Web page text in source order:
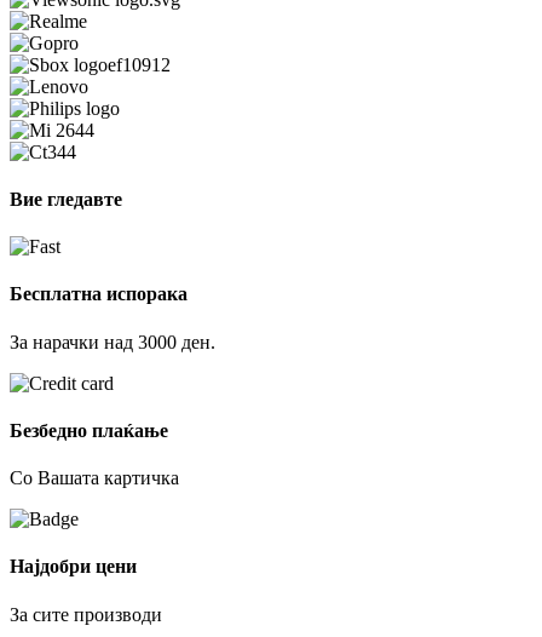
Вие гледавте
Бесплатна испорака
За нарачки над 3000 ден.
Безбедно плаќање
Со Вашата картичка
Најдобри цени
За сите производи